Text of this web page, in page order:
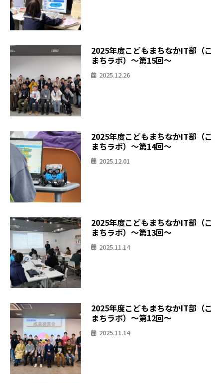
2025年度こどもまちなかIT部（こ
まちラボ）〜第15回〜
2025.12.26
2025年度こどもまちなかIT部（こ
まちラボ）〜第14回〜
2025.12.01
2025年度こどもまちなかIT部（こ
まちラボ）〜第13回〜
2025.11.14
2025年度こどもまちなかIT部（こ
まちラボ）〜第12回〜
2025.11.14